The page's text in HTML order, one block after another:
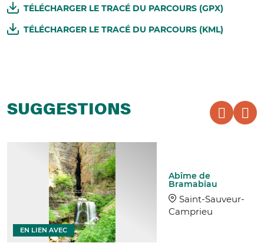
TÉLÉCHARGER LE TRACÉ DU PARCOURS (GPX)
TÉLÉCHARGER LE TRACÉ DU PARCOURS (KML)
SUGGESTIONS
Abîme de
Bramabiau
Saint-Sauveur-
Camprieu
EN LIEN AVEC